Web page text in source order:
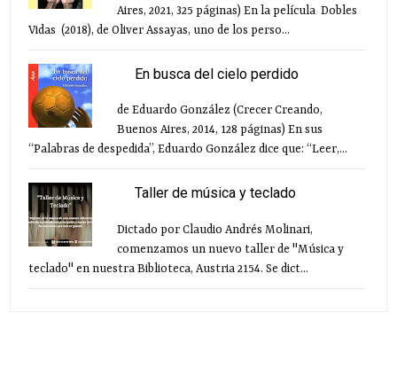
Aires, 2021, 325 páginas) En la película Dobles
Vidas (2018), de Oliver Assayas, uno de los perso...
En busca del cielo perdido
de Eduardo González (Crecer Creando,
Buenos Aires, 2014, 128 páginas) En sus
“Palabras de despedida”, Eduardo González dice que: “Leer,...
Taller de música y teclado
Dictado por Claudio Andrés Molinari,
comenzamos un nuevo taller de "Música y
teclado" en nuestra Biblioteca, Austria 2154. Se dict...